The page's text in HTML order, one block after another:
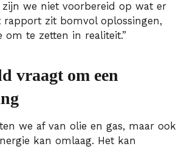
we niet voorbereid op wat er
rapport zit bomvol oplossingen,
om te zetten in realiteit.”
vraagt om een
we af van olie en gas, maar ook
kan omlaag. Het kan